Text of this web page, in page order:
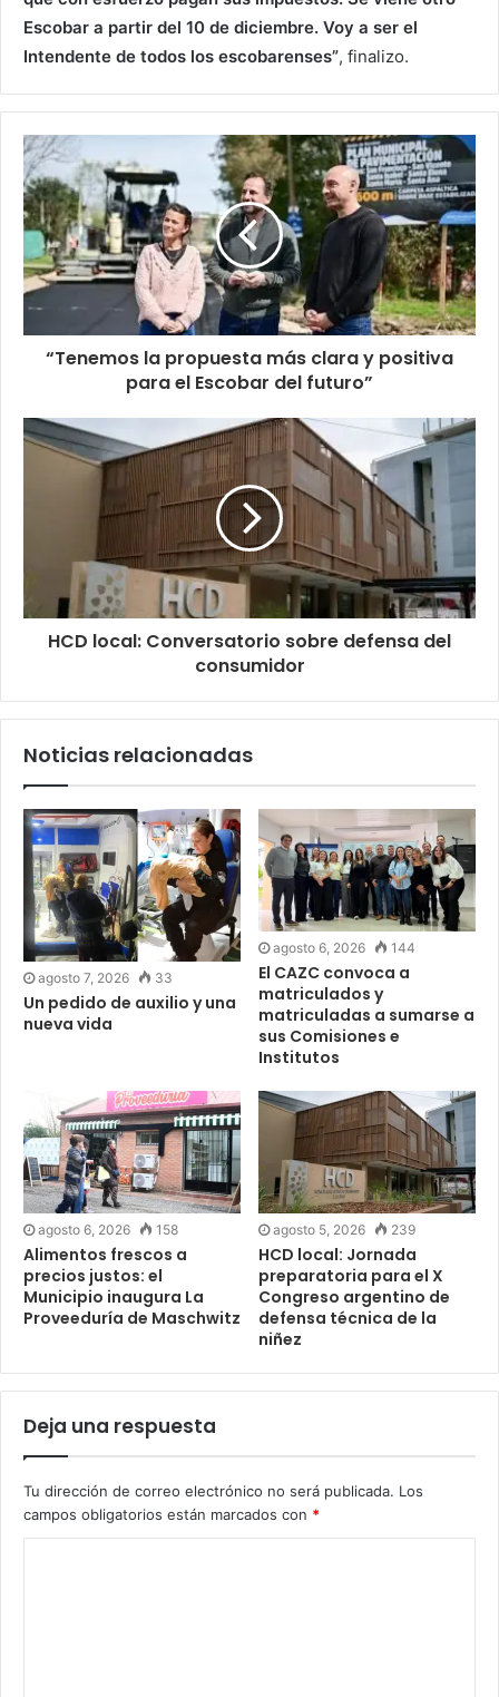
Escobar a partir del 10 de diciembre. Voy a ser el
Intendente de todos los escobarenses”, finalizo.
“Tenemos la propuesta más clara y positiva
para el Escobar del futuro”
HCD local: Conversatorio sobre defensa del
consumidor
Noticias relacionadas
agosto 7, 2026 33
Un pedido de auxilio y una
nueva vida
agosto 6, 2026 144
El CAZC convoca a
matriculados y
matriculadas a sumarse a
sus Comisiones e
Institutos
agosto 6, 2026 158
Alimentos frescos a
precios justos: el
Municipio inaugura La
Proveeduría de Maschwitz
agosto 5, 2026 239
HCD local: Jornada
preparatoria para el X
Congreso argentino de
defensa técnica de la
niñez
Deja una respuesta
Tu dirección de correo electrónico no será publicada. Los
campos obligatorios están marcados con *